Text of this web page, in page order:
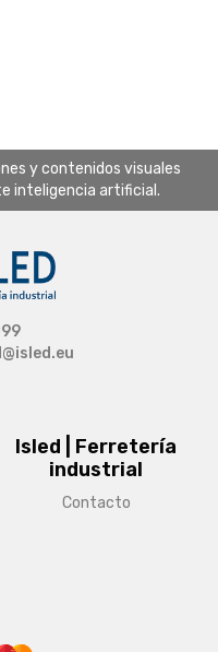
y contenidos visuales
inteligencia artificial.
Isled | Ferretería
industrial
Contacto